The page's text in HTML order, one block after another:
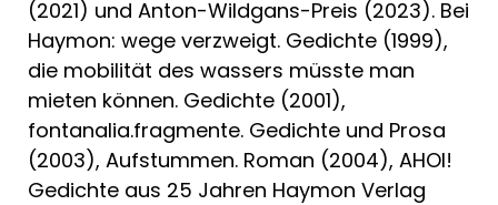
(2021) und Anton-Wildgans-Preis (2023). Bei
Haymon: wege verzweigt. Gedichte (1999),
die mobilität des wassers müsste man
mieten können. Gedichte (2001),
fontanalia.fragmente. Gedichte und Prosa
(2003), Aufstummen. Roman (2004), AHOI!
Gedichte aus 25 Jahren Haymon Verlag